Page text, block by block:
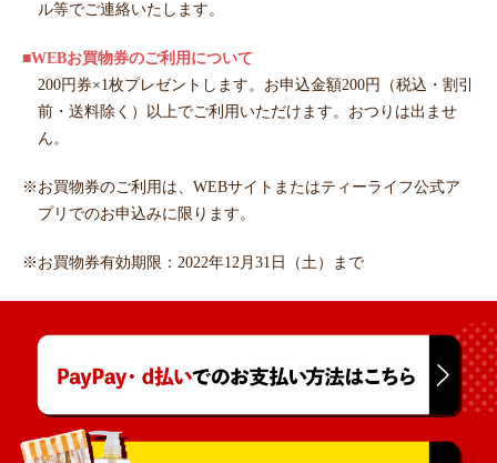
ル等でご連絡いたします。
■WEBお買物券のご利用について
200円券×1枚プレゼントします。お申込金額200円（税込・割引
前・送料除く）以上でご利用いただけます。おつりは出ませ
ん。
※お買物券のご利用は、WEBサイトまたはティーライフ公式ア
プリでのお申込みに限ります。
※お買物券有効期限：2022年12月31日（土）まで